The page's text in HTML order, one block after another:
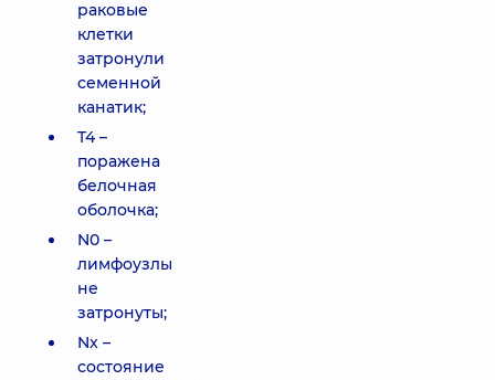
раковые
клетки
затронули
семенной
канатик;
T4 –
поражена
белочная
оболочка;
N0 –
лимфоузлы
не
затронуты;
Nx –
состояние